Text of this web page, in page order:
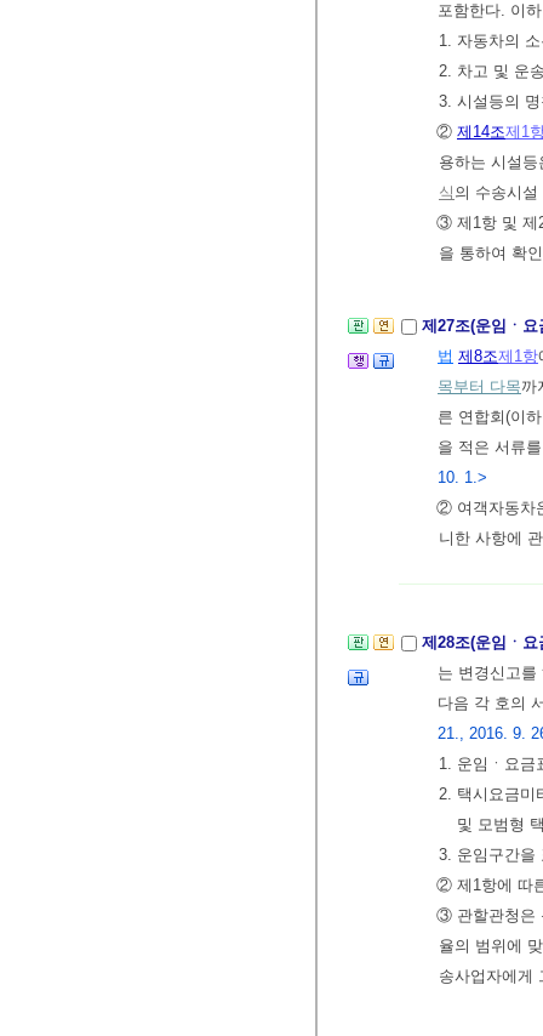
포함한다. 이
1. 자동차의
2. 차고 및 운
3. 시설등의
② 제14조제1
용하는 시설
식 의 수송시
③ 제1항 및 제
을 통하여 확
제27조(운임ㆍ
법 제8조제1항
목부터 다목까
른 연합회(이
을 적은 서류
10. 1.>
② 여객자동차
니한 사항에
제28조(운임ㆍ
는 변경신고
다음 각 호의
21., 2016. 9.
1. 운임ㆍ요금
2. 택시요금미
및 모범형
3. 운임구간을
② 제1항에 따
③ 관할관청은
율의 범위에
송사업자에게